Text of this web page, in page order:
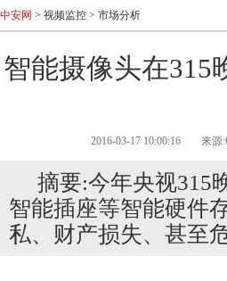
中安网 > 视频监控 > 市场分析
智能摄像头在315
2016-03-17 10:00:16 来源
摘要:今年央视315
智能插座等智能硬件
私、财产损失、甚至